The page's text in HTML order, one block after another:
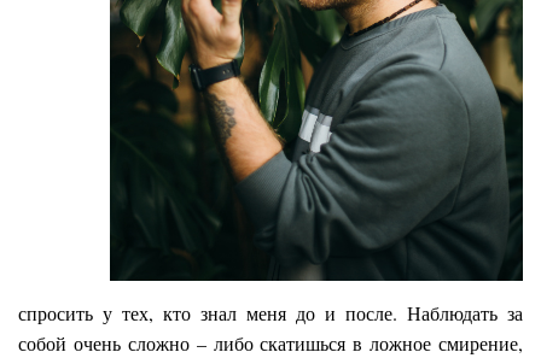
спросить у тех, кто знал меня до и после. Наблюдать за
собой очень сложно – либо скатишься в ложное смирение,